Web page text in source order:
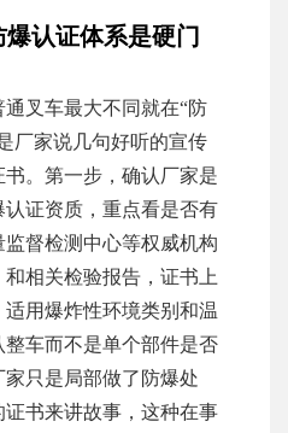
认证体系是硬门
叉车最大不同就在“防
厂家说几句好听的宣传
。第一步，确认厂家是
证资质，重点看是否有
督检测中心等权威机构
相关检验报告，证书上
用爆炸性环境类别和温
车而不是单个部件是否
只是局部做了防爆处
书来讲故事，这种在事